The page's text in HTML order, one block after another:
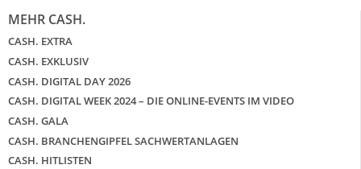
MEHR CASH.
CASH. EXTRA
CASH. EXKLUSIV
CASH. DIGITAL DAY 2026
CASH. DIGITAL WEEK 2024 – DIE ONLINE-EVENTS IM VIDEO
CASH. GALA
CASH. BRANCHENGIPFEL SACHWERTANLAGEN
CASH. HITLISTEN